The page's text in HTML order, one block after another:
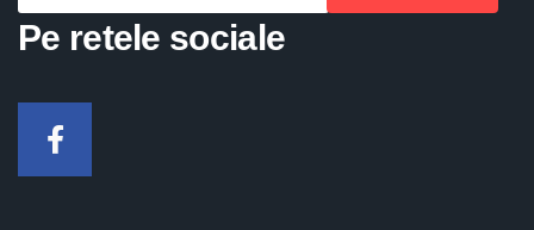
Pe retele sociale
Facebook